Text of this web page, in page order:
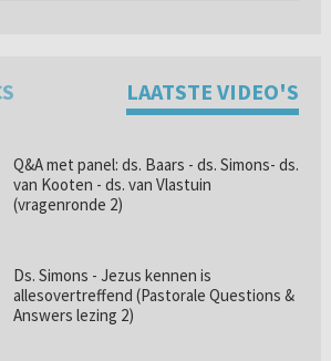
LAATSTE VIDEO'S
Q&A met panel: ds. Baars - ds. Simons- ds.
van Kooten - ds. van Vlastuin
(vragenronde 2)
Ds. Simons - Jezus kennen is
allesovertreffend (Pastorale Questions &
Answers lezing 2)